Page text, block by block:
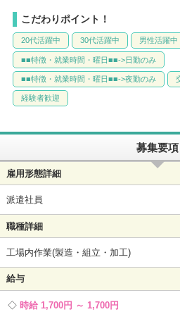
こだわりポイント！
20代活躍中 30代活躍中 男性活躍中
■■特徴・就業時間・曜日■■->日勤のみ
■■特徴・就業時間・曜日■■->夜勤のみ
経験者歓迎
募集要項
雇用形態詳細
派遣社員
職種詳細
工場内作業(製造・組立・加工)
給与
時給 1,700円 ～ 1,700円